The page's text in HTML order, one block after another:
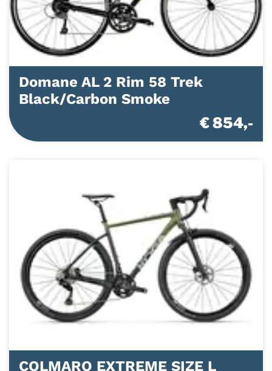
Domane AL 2 Rim 58 Trek
Black/Carbon Smoke
€ 854,-
COLMARO EXTREME SIZE L